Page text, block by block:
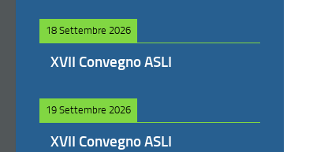
18 Settembre 2026
XVII Convegno ASLI
19 Settembre 2026
XVII Convegno ASLI